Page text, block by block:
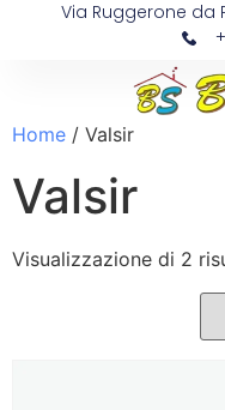
Via Ruggerone da
Home / Valsir
Valsir
Visualizzazione di 2